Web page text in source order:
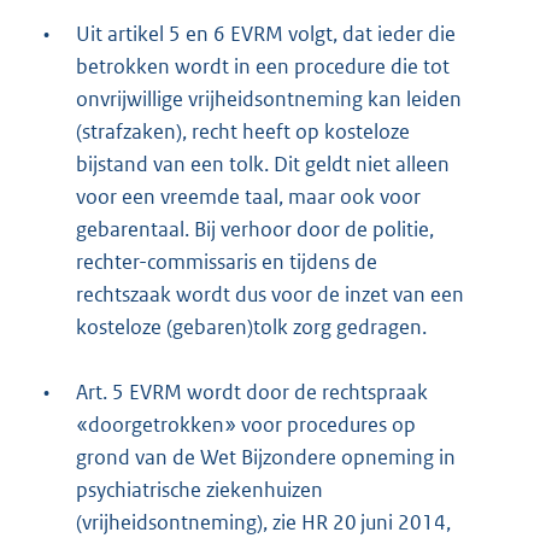
•
Uit artikel 5 en 6 EVRM volgt, dat ieder die
betrokken wordt in een procedure die tot
onvrijwillige vrijheidsontneming kan leiden
(strafzaken), recht heeft op kosteloze
bijstand van een tolk. Dit geldt niet alleen
voor een vreemde taal, maar ook voor
gebarentaal. Bij verhoor door de politie,
rechter-commissaris en tijdens de
rechtszaak wordt dus voor de inzet van een
kosteloze (gebaren)tolk zorg gedragen.
•
Art. 5 EVRM wordt door de rechtspraak
«doorgetrokken» voor procedures op
grond van de Wet Bijzondere opneming in
psychiatrische ziekenhuizen
(vrijheidsontneming), zie HR 20 juni 2014,